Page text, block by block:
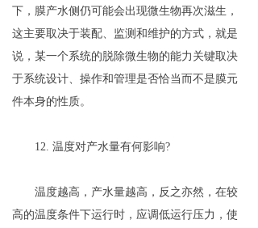
下，膜产水侧仍可能会出现微生物再次滋生，
这主要取决于装配、监测和维护的方式，就是
说，某一个系统的脱除微生物的能力关键取决
于系统设计、操作和管理是否恰当而不是膜元
件本身的性质。
12. 温度对产水量有何影响?
温度越高，产水量越高，反之亦然，在较
高的温度条件下运行时，应调低运行压力，使